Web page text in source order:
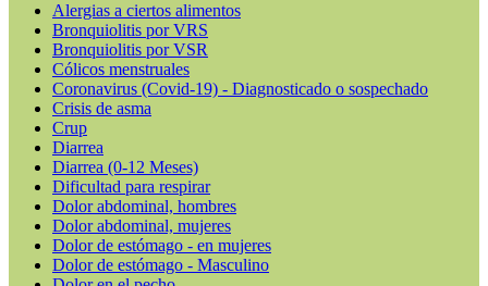
Alergias a ciertos alimentos
Bronquiolitis por VRS
Bronquiolitis por VSR
Cólicos menstruales
Coronavirus (Covid-19) - Diagnosticado o sospechado
Crisis de asma
Crup
Diarrea
Diarrea (0-12 Meses)
Dificultad para respirar
Dolor abdominal, hombres
Dolor abdominal, mujeres
Dolor de estómago - en mujeres
Dolor de estómago - Masculino